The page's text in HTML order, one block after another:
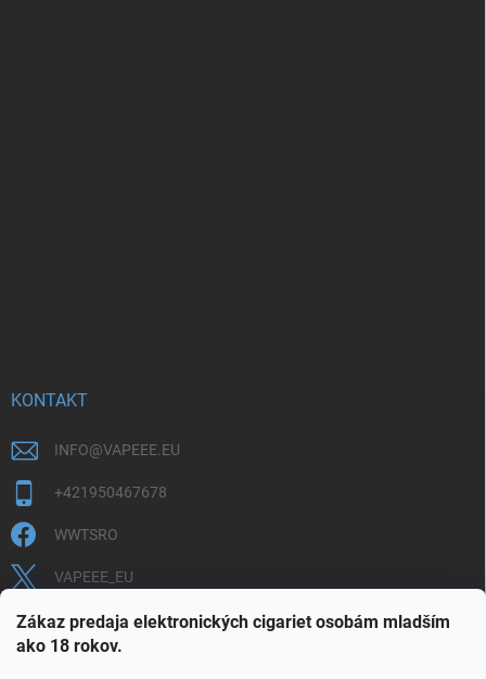
Zákaz predaja elektronických cigariet osobám mladším
ako 18 rokov.
KONTAKT
INFO@VAPEEE.EU
+421950467678
WWTSRO
VAPEEE_EU
VAPEEE.EU